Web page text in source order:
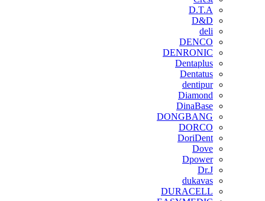
D.T.A
D&D
deli
DENCO
DENRONIC
Dentaplus
Dentatus
dentipur
‌Diamond
DinaBase
DONGBANG
DORCO
DoriDent
Dove
Dpower
Dr.J
dukavas
DURACELL